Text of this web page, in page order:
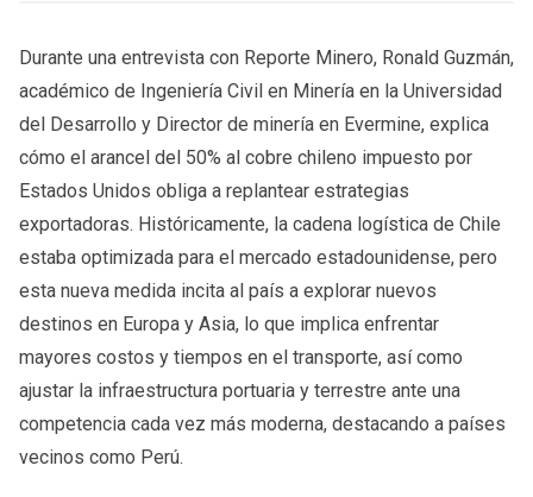
Durante una entrevista con Reporte Minero, Ronald Guzmán,
académico de Ingeniería Civil en Minería en la Universidad
del Desarrollo y Director de minería en Evermine, explica
cómo el arancel del 50% al cobre chileno impuesto por
Estados Unidos obliga a replantear estrategias
exportadoras. Históricamente, la cadena logística de Chile
estaba optimizada para el mercado estadounidense, pero
esta nueva medida incita al país a explorar nuevos
destinos en Europa y Asia, lo que implica enfrentar
mayores costos y tiempos en el transporte, así como
ajustar la infraestructura portuaria y terrestre ante una
competencia cada vez más moderna, destacando a países
vecinos como Perú.